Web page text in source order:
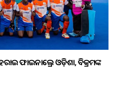
ଫାଇନାଲ୍ରେ ଓଡ଼ିଶା, ବିକ୍ରମଙ୍କ